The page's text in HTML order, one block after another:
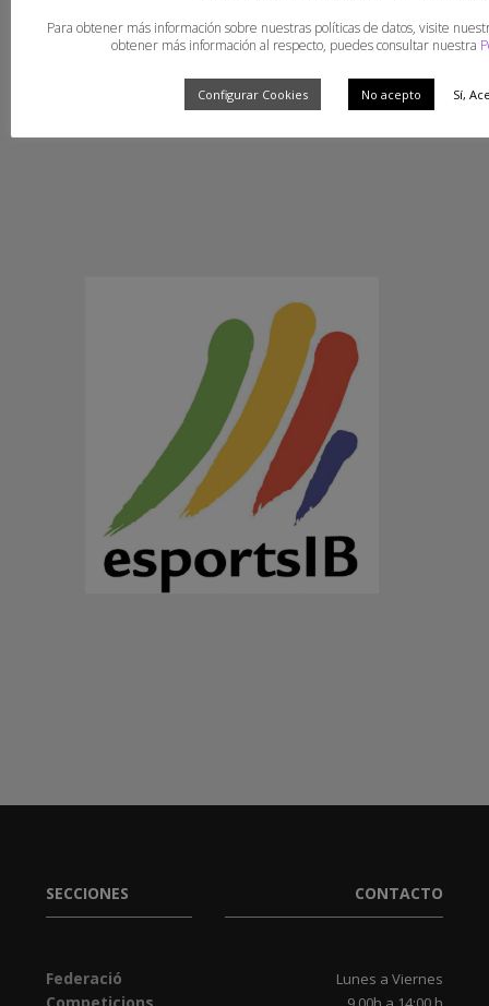
SECCIONES
Federació
Competicions
CONTACTO
Lunes a Viernes
Para obtener más información sobre nuestras políticas de datos, visite
obtener más información al respecto, puedes consultar nuestra
Configurar Cookies No acepto Sí,